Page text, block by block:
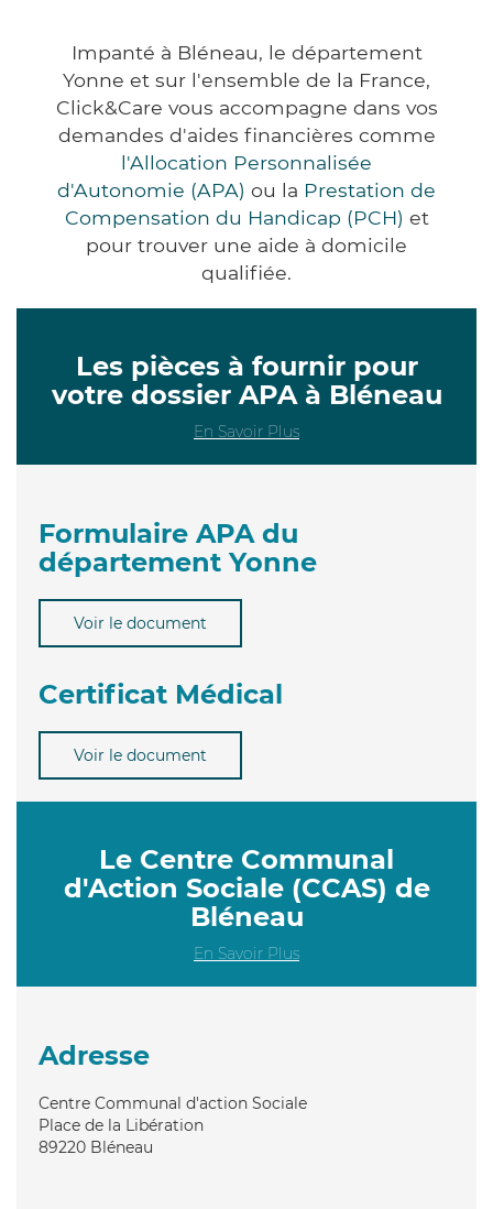
Impanté à Bléneau, le département
Yonne et sur l'ensemble de la France,
Click&Care vous accompagne dans vos
demandes d'aides financières comme
l'Allocation Personnalisée
d'Autonomie (APA) ou la Prestation de
Compensation du Handicap (PCH) et
pour trouver une aide à domicile
qualifiée.
Les pièces à fournir pour
votre dossier APA à Bléneau
En Savoir Plus
Formulaire APA du
département Yonne
Voir le document
Certificat Médical
Voir le document
Le Centre Communal
d'Action Sociale (CCAS) de
Bléneau
En Savoir Plus
Adresse
Centre Communal d'action Sociale
Place de la Libération
89220 Bléneau